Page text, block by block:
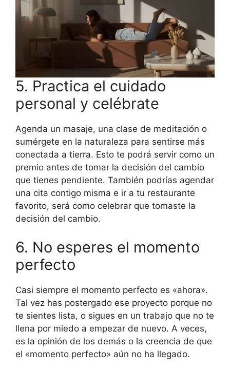
5. Practica el cuidado
personal y celébrate
Agenda un masaje, una clase de meditación o
sumérgete en la naturaleza para sentirse más
conectada a tierra. Esto te podrá servir como un
premio antes de tomar la decisión del cambio
que tienes pendiente. También podrías agendar
una cita contigo misma e ir a tu restaurante
favorito, será como celebrar que tomaste la
decisión del cambio.
6. No esperes el momento
perfecto
Casi siempre el momento perfecto es «ahora».
Tal vez has postergado ese proyecto porque no
te sientes lista, o sigues en un trabajo que no te
llena por miedo a empezar de nuevo. A veces,
es la opinión de los demás o la creencia de que
el «momento perfecto» aún no ha llegado.